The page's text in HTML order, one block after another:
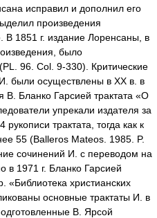
исправил и дополнил его
произведения
1851 г. издание Лоренсаны, в
было
96. Col. 9-330). Критические
были осуществлены в XX в. в
В. Бланко Гарсией трактата «О
упрекали издателя за
трактата, тогда как к
55 (Balleros Mateos. 1985. P.
сочинений И. с переводом на
в 1971 г. Бланко Гарсией
«Библиотека христианских
основные трактаты И. в
В. Ярсой